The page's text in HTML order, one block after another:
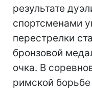
результате
спортсменами
перестрелки
бронзовой
очка. В
римской борьбе